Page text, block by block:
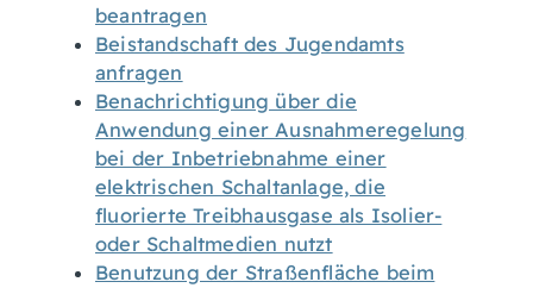
beantragen
Beistandschaft des Jugendamts
anfragen
Benachrichtigung über die
Anwendung einer Ausnahmeregelung
bei der Inbetriebnahme einer
elektrischen Schaltanlage, die
fluorierte Treibhausgase als Isolier-
oder Schaltmedien nutzt
Benutzung der Straßenfläche beim